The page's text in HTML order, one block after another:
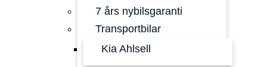
7 års nybilsgaranti
Transportbilar
Kia Ahlsell